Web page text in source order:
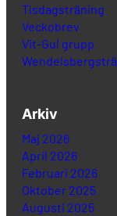
Tisdagsträning
Veckobrev
Vit-Gul grupp
Arkiv
Maj 2026
April 2026
Februari 2026
Oktober 2025
Augusti 2025